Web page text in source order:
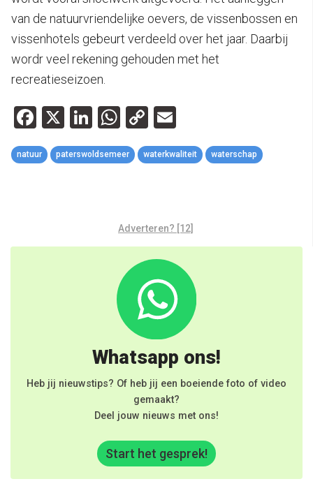
van de natuurvriendelijke oevers, de vissenbossen en
vissenhotels gebeurt verdeeld over het jaar. Daarbij
wordr veel rekening gehouden met het
recreatieseizoen.
Facebook
X LinkedIn
WhatsApp
Copy
Link
natuur paterswoldsemeer waterkwaliteit waterschap
Adverteren? [12]
Whatsapp ons!
Heb jij nieuwstips? Of heb jij een boeiende foto of video
gemaakt?
Deel jouw nieuws met ons!
Start het gesprek!